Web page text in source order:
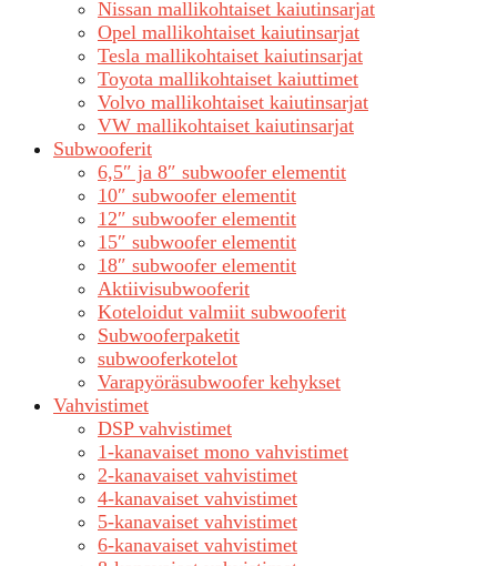
Nissan mallikohtaiset kaiutinsarjat
Opel mallikohtaiset kaiutinsarjat
Tesla mallikohtaiset kaiutinsarjat
Toyota mallikohtaiset kaiuttimet
Volvo mallikohtaiset kaiutinsarjat
VW mallikohtaiset kaiutinsarjat
Subwooferit
6,5″ ja 8″ subwoofer elementit
10″ subwoofer elementit
12″ subwoofer elementit
15″ subwoofer elementit
18″ subwoofer elementit
Aktiivisubwooferit
Koteloidut valmiit subwooferit
Subwooferpaketit
subwooferkotelot
Varapyöräsubwoofer kehykset
Vahvistimet
DSP vahvistimet
1-kanavaiset mono vahvistimet
2-kanavaiset vahvistimet
4-kanavaiset vahvistimet
5-kanavaiset vahvistimet
6-kanavaiset vahvistimet